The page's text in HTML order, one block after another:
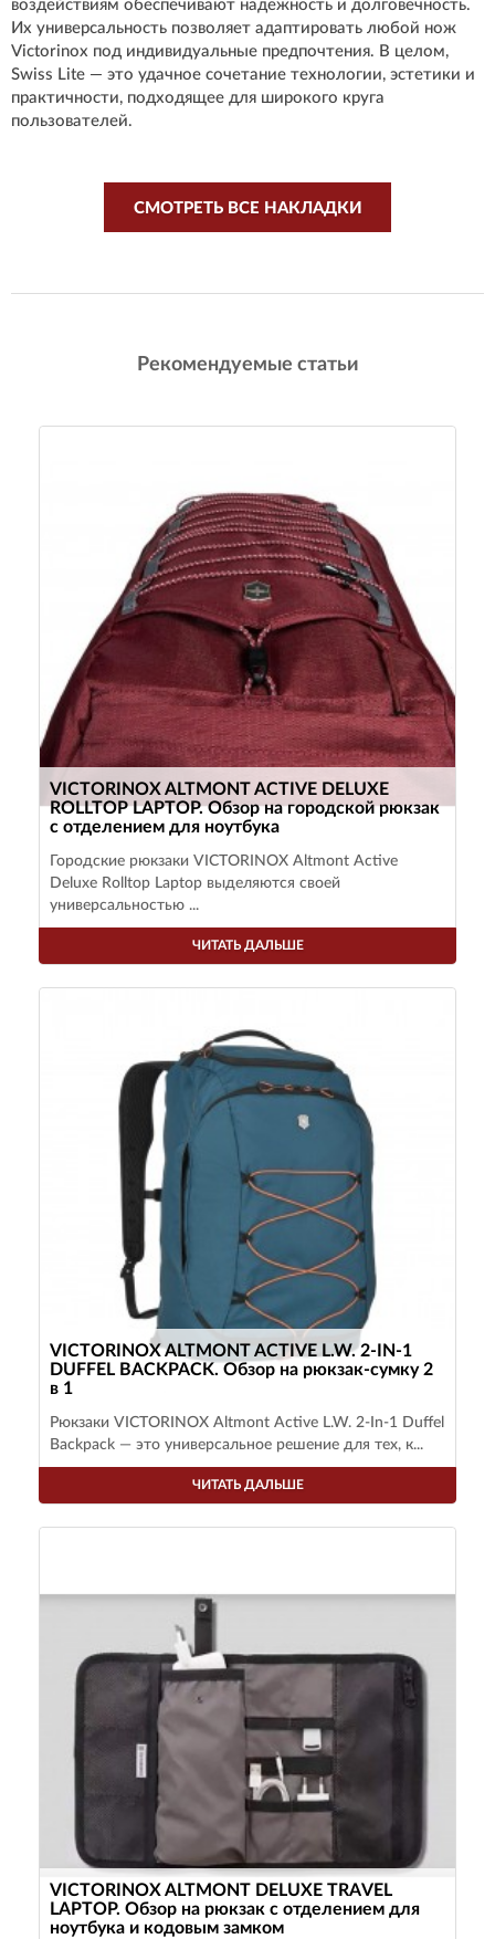
воздействиям обеспечивают надежность и долговечность.
Их универсальность позволяет адаптировать любой нож
Victorinox под индивидуальные предпочтения. В целом,
Swiss Lite — это удачное сочетание технологии, эстетики и
практичности, подходящее для широкого круга
пользователей.
СМОТРЕТЬ ВСЕ НАКЛАДКИ
Рекомендуемые статьи
VICTORINOX ALTMONT ACTIVE DELUXE
ROLLTOP LAPTOP. Обзор на городской рюкзак
с отделением для ноутбука
Городские рюкзаки VICTORINOX Altmont Active
Deluxe Rolltop Laptop выделяются своей
универсальностью ...
ЧИТАТЬ ДАЛЬШЕ
VICTORINOX ALTMONT ACTIVE L.W. 2-IN-1
DUFFEL BACKPACK. Обзор на рюкзак-сумку 2
в 1
Рюкзаки VICTORINOX Altmont Active L.W. 2-In-1 Duffel
Backpack — это универсальное решение для тех, к...
ЧИТАТЬ ДАЛЬШЕ
VICTORINOX ALTMONT DELUXE TRAVEL
LAPTOP. Обзор на рюкзак с отделением для
ноутбука и кодовым замком